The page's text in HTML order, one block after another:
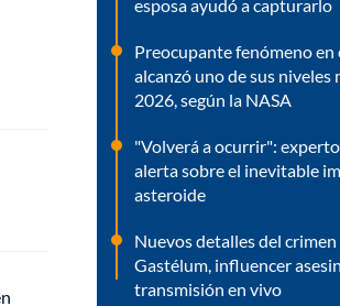
esposa ayudó a capturarlo
Preocupante fenómeno
alcanzó uno de sus niveles
2026, según la NASA
"Volverá a ocurrir":
alerta sobre el inevitable
asteroide
Nuevos detalles del crimen
Gastélum, influencer
transmisión en vivo